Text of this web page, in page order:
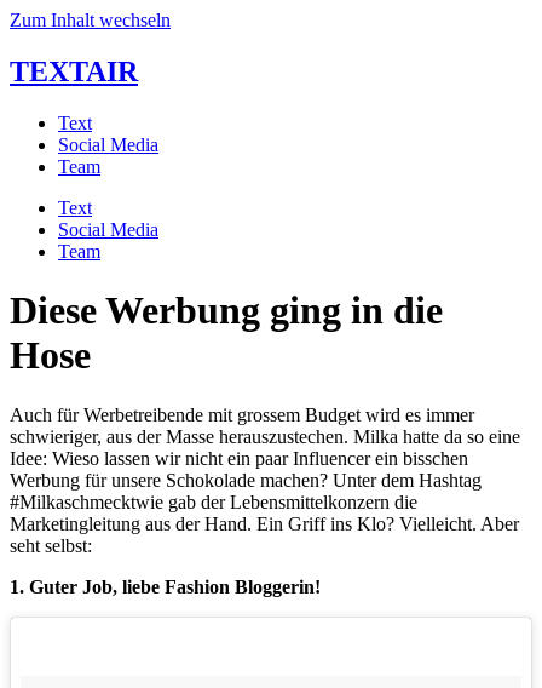
Zum Inhalt wechseln
TEXTAIR
Text
Social Media
Team
Text
Social Media
Team
Diese Werbung ging in die
Hose
Auch für Werbetreibende mit grossem Budget wird es immer
schwieriger, aus der Masse herauszustechen. Milka hatte da so eine
Idee: Wieso lassen wir nicht ein paar Influencer ein bisschen
Werbung für unsere Schokolade machen? Unter dem Hashtag
#Milkaschmecktwie gab der Lebensmittelkonzern die
Marketingleitung aus der Hand. Ein Griff ins Klo? Vielleicht. Aber
seht selbst:
1. Guter Job, liebe Fashion Bloggerin!